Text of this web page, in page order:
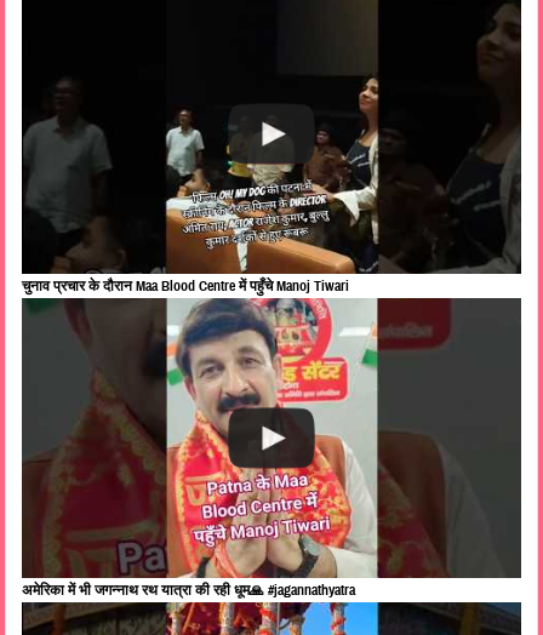
चुनाव प्रचार के दौरान Maa Blood Centre में पहुँचे Manoj Tiwari
अमेरिका में भी जगन्नाथ रथ यात्रा की रही धूम🙏 #jagannathyatra